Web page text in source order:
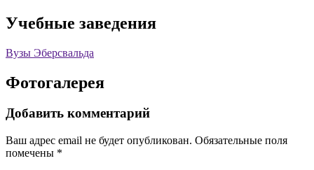
Учебные заведения
Вузы Эберсвальда
Фотогалерея
Добавить комментарий
Ваш адрес email не будет опубликован. Обязательные поля
помечены *